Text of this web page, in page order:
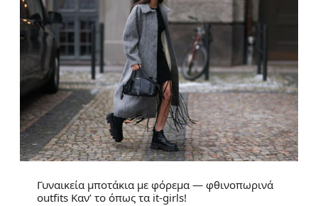
Γυναικεία μποτάκια με φόρεμα — φθινοπωρινά
outfits Καν’ το όπως τα it-girls!